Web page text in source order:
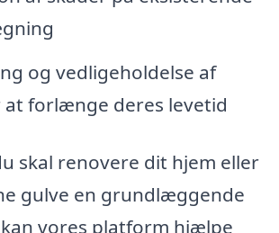
og vedligeholdelse af
at forlænge deres levetid
skal renovere dit hjem eller
gulve en grundlæggende
vores platform hjælpe